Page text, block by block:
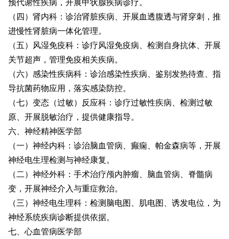
（四）肾内科：诊治肾脏疾病、开展血透腹透与肾穿刺，推
进慢性肾脏病一体化管理。
（五）风湿免疫科：诊疗风湿免疫病、检测自身抗体、开展
关节超声，管理免疫相关疾病。
（六）感染性疾病科：诊治感染性疾病、鉴别发热待查、指
导抗菌药物应用，落实感染防控。
（七）变态（过敏）反应科：诊疗过敏性疾病、检测过敏
原、开展脱敏治疗，提供健康指导。
六、神经精神医学部
（一）神经内科：诊治脑血管病、癫痫、帕金森病等，开展
神经电生理检测与神经康复。
（二）神经外科：手术治疗颅内肿瘤、脑血管病、脊髓病
变，开展神经介入与重症救治。
（三）神经电生理科：检测脑电图、肌电图、诱发电位，为
神经系统疾病诊断提供依据。
七、心血管病医学部